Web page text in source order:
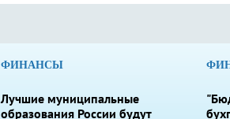
ФИНАНСЫ
Лучшие муниципальные
образования России будут